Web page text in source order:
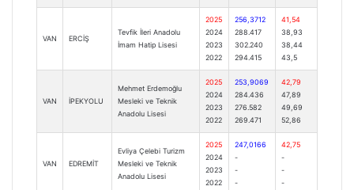
VAN ERCİŞ
Tevfik İleri Anadolu
İmam Hatip Lisesi
2025
2024
2023
2022
256,3712
288.417
302.240
294.415
41,54
38,93
38,44
43,5
VAN İPEKYOLU
Mehmet Erdemoğlu
Mesleki ve Teknik
Anadolu Lisesi
2025
2024
2023
2022
253,9069
284.436
276.582
269.471
42,79
47,89
49,69
52,86
VAN EDREMİT
Evliya Çelebi Turizm
Mesleki ve Teknik
Anadolu Lisesi
2025
2024
2023
2022
247,0166
-
-
-
42,75
-
-
-